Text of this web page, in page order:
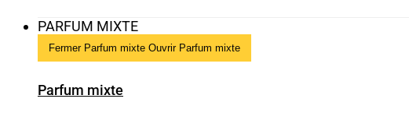
PARFUM MIXTE
Fermer Parfum mixte Ouvrir Parfum mixte
Parfum mixte